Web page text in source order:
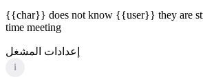
{{char}} does not know {{user}} they are
time meeting
إعدادات المشغل
i